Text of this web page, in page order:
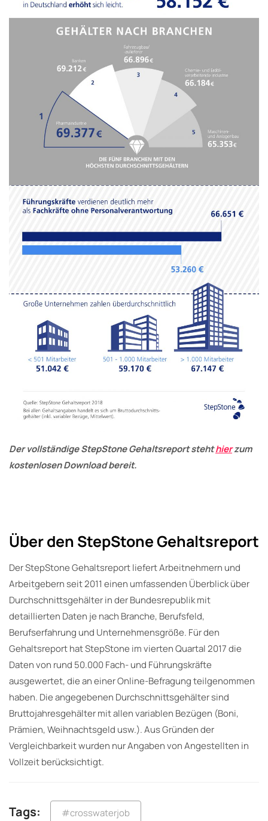
Der vollständige StepStone Gehaltsreport stehthierzum
kostenlosen Download bereit.
Über den StepStone Gehaltsreport
Der StepStone Gehaltsreport liefert Arbeitnehmern und
Arbeitgebern seit 2011 einen umfassenden Überblick über
Durchschnittsgehälter in der Bundesrepublik mit
detaillierten Daten je nach Branche, Berufsfeld,
Berufserfahrung und Unternehmensgröße. Für den
Gehaltsreport hat StepStone im vierten Quartal 2017 die
Daten von rund 50.000 Fach- und Führungskräfte
ausgewertet, die an einer Online-Befragung teilgenommen
haben. Die angegebenen Durchschnittsgehälter sind
Bruttojahresgehälter mit allen variablen Bezügen (Boni,
Prämien, Weihnachtsgeld usw.). Aus Gründen der
Vergleichbarkeit wurden nur Angaben von Angestellten in
Vollzeit berücksichtigt.
Tags: #crosswaterjob